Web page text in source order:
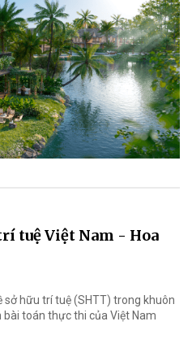
tuệ Việt Nam - Hoa
sở hữu trí tuệ (SHTT) trong khuôn
bài toán thực thi của Việt Nam